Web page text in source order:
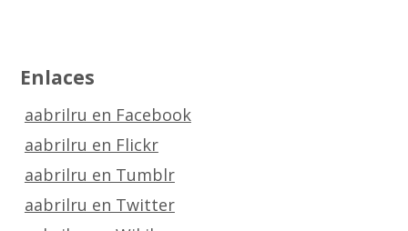
Enlaces
aabrilru en Facebook
aabrilru en Flickr
aabrilru en Tumblr
aabrilru en Twitter